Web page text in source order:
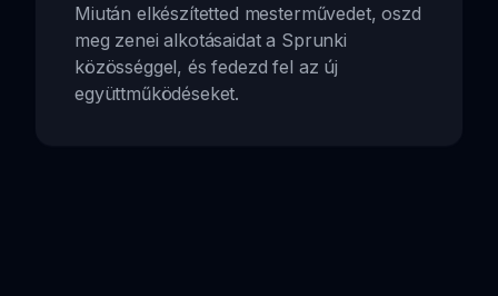
Miután elkészítetted mesterművedet, oszd
meg zenei alkotásaidat a Sprunki
közösséggel, és fedezd fel az új
együttműködéseket.